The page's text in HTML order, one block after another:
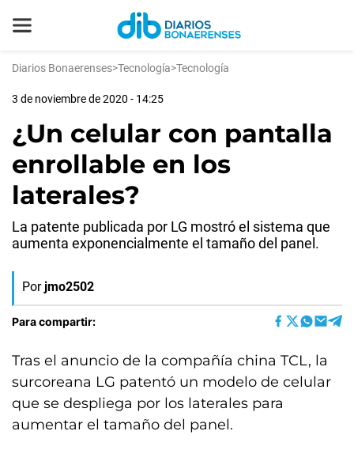
Diarios Bonaerenses>Tecnología>Tecnología
3 de noviembre de 2020 - 14:25
¿Un celular con pantalla
enrollable en los
laterales?
La patente publicada por LG mostró el sistema que
aumenta exponencialmente el tamaño del panel.
Por jmo2502
Para compartir:
Tras el anuncio de la compañía china TCL, la
surcoreana LG patentó un modelo de celular
que se despliega por los laterales para
aumentar el tamaño del panel.